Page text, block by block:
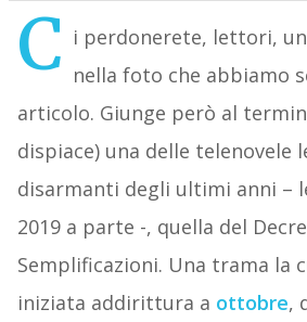
C i perdonerete, lettori,
nella foto che abbiamo
articolo. Giunge però al
dispiace) una delle telenovele
disarmanti degli ultimi anni –
2019 a parte -, quella del
Semplificazioni. Una trama la
iniziata addirittura a ottobre,